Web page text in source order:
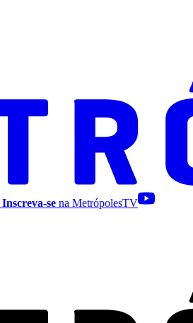
Inscreva-se na MetrópolesTV